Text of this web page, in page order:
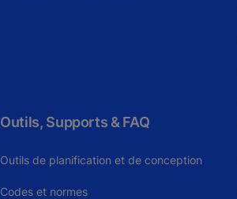
Outils, Supports & FAQ
Outils de planification et de conception
Codes et normes